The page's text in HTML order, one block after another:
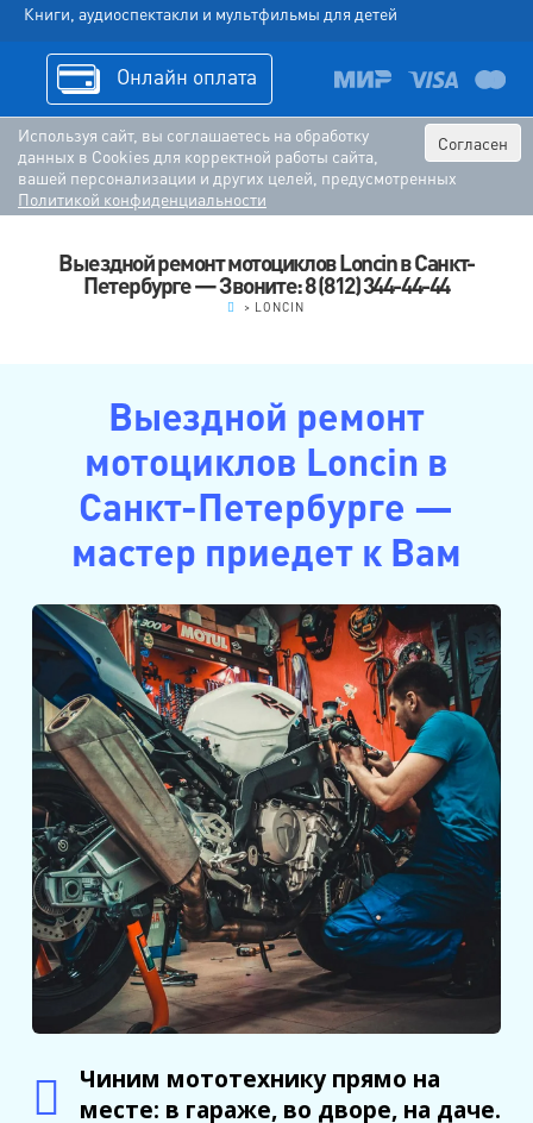
Книги, аудиоспектакли и мультфильмы для детей
Онлайн оплата
Согласен
Используя сайт, вы соглашаетесь на обработку
данных в Cookies для корректной работы сайта,
вашей персонализации и других целей, предусмотренных
Политикой конфиденциальности
Выездной ремонт мотоциклов Loncin в Санкт-
Петербурге — Звоните: 8 (812) 344-44-44
> LONCIN
Выездной ремонт
мотоциклов Loncin в
Санкт-Петербурге —
мастер приедет к Вам
Чиним мототехнику прямо на
месте: в гараже, во дворе, на даче.